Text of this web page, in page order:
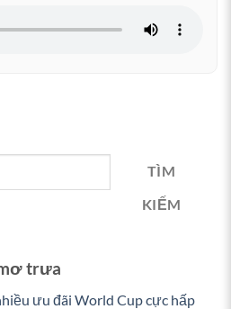
TÌM
KIẾM
trưa
ưu đãi World Cup cực hấp